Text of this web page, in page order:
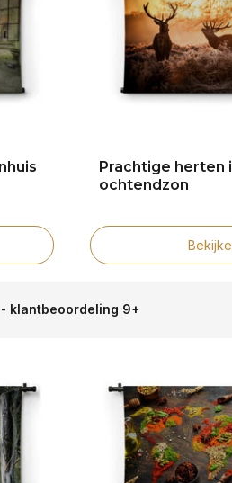
Prachtige herten
ochtendzon
collectie -ruim 600+ wandkleden